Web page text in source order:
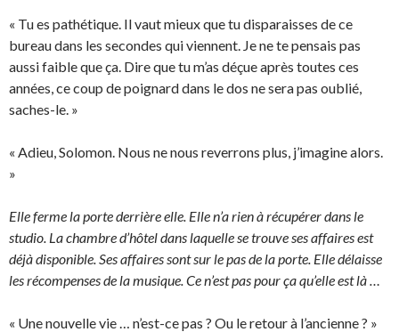
« Tu es pathétique. Il vaut mieux que tu disparaisses de ce
bureau dans les secondes qui viennent. Je ne te pensais pas
aussi faible que ça. Dire que tu m’as déçue après toutes ces
années, ce coup de poignard dans le dos ne sera pas oublié,
saches-le. »
« Adieu, Solomon. Nous ne nous reverrons plus, j’imagine alors.
»
Elle ferme la porte derrière elle. Elle n’a rien à récupérer dans le
studio. La chambre d’hôtel dans laquelle se trouve ses affaires est
déjà disponible. Ses affaires sont sur le pas de la porte. Elle délaisse
les récompenses de la musique. Ce n’est pas pour ça qu’elle est là …
« Une nouvelle vie … n’est-ce pas ? Ou le retour à l’ancienne ? »